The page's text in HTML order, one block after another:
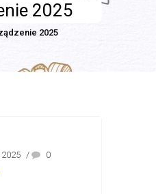
2025
2025
2025 /
0